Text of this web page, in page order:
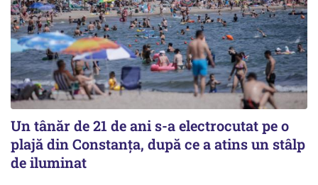
Un tânăr de 21 de ani s-a electrocutat pe o
plajă din Constanța, după ce a atins un stâlp
de iluminat